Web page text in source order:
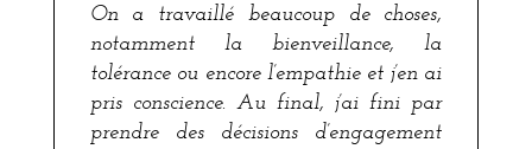
On a travaillé beaucoup de choses,
notamment la bienveillance, la
tolérance ou encore l’empathie et j’en ai
pris conscience. Au final, j’ai fini par
prendre des décisions d’engagement